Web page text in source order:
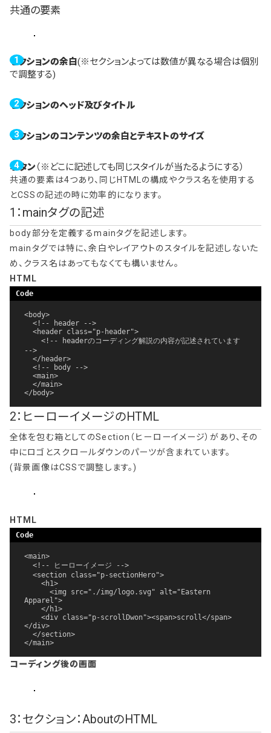
共通の要素
セクションの余白 (※セクションよっては数値が異なる場合は個別
で調整する)
セクションのヘッド及びタイトル
セクションのコンテンツの余白とテキストのサイズ
ボタン （※どこに記述しても同じスタイルが当たるようにする）
共通の要素は4つあり、同じHTMLの構成やクラス名を使用する
とCSSの記述の時に効率的になります。
1：mainタグの記述
body部分を定義するmainタグを記述します。
mainタグでは特に、余白やレイアウトのスタイルを記述しないた
め、クラス名はあってもなくても構いません。
HTML
<body>
-->
</body>
2：ヒーローイメージのHTML
全体を包む箱としてのSection（ヒーローイメージ）があり、その
中にロゴとスクロールダウンのパーツが含まれています。
(背景画像はCSSで調整します。)
HTML
<main>
Apparel">
</div>
</main>
コーディング後の画面
3：セクション：AboutのHTML